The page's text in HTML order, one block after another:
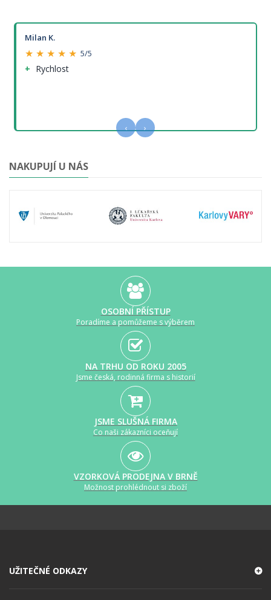
Milan K.
★ ★ ★ ★ ★ 5/5
Rychlost
‹ ›
NAKUPUJÍ U NÁS
OSOBNÍ PŘÍSTUP
Poradíme a pomůžeme s výběrem
NA TRHU OD ROKU 2005
Jsme česká, rodinná firma s historií
JSME SLUŠNÁ FIRMA
Co naši zákazníci oceňují
VZORKOVÁ PRODEJNA V BRNĚ
Možnost prohlédnout si zboží
UŽITEČNÉ ODKAZY